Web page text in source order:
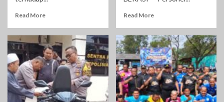
Read More Read More